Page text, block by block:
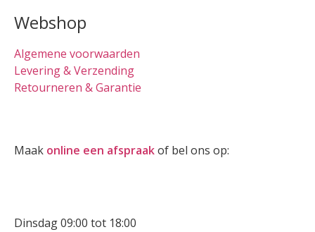
Webshop
Algemene voorwaarden
Levering & Verzending
Retourneren & Garantie
Maak online een afspraakof bel ons op:
Dinsdag 09:00 tot 18:00